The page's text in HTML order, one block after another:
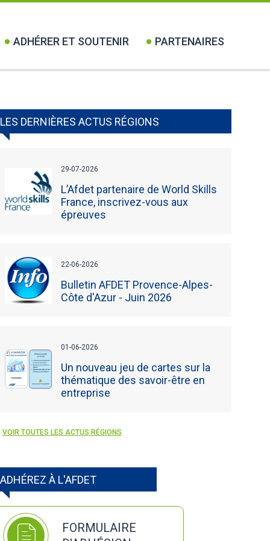
ADHÉRER ET SOUTENIR PARTENAIRES
LES DERNIÈRES ACTUS RÉGIONS
29-07-2026
L’Afdet partenaire de World Skills
France, inscrivez-vous aux
épreuves
22-06-2026
Bulletin AFDET Provence-Alpes-
Côte d'Azur - Juin 2026
01-06-2026
Un nouveau jeu de cartes sur la
thématique des savoir-être en
entreprise
VOIR TOUTES LES ACTUS RÉGIONS
ADHÉREZ À L'AFDET
FORMULAIRE